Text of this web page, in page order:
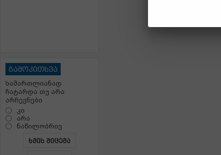
გამოკითხვა
სამართლიანად
ჩატარდა თუ არა
არჩევნები
კი
არა
ნაწილობრივ
ხმის მიცემა